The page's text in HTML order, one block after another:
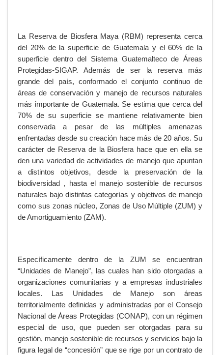
La Reserva de Biosfera Maya (RBM) representa cerca
del 20% de la superficie de Guatemala y el 60% de la
superficie dentro del Sistema Guatemalteco de Áreas
Protegidas-SIGAP. Además de ser la reserva más
grande del país, conformado el conjunto continuo de
áreas de conservación y manejo de recursos naturales
más importante de Guatemala. Se estima que cerca del
70% de su superficie se mantiene relativamente bien
conservada a pesar de las múltiples amenazas
enfrentadas desde su creación hace más de 20 años. Su
carácter de Reserva de la Biosfera hace que en ella se
den una variedad de actividades de manejo que apuntan
a distintos objetivos, desde la preservación de la
biodiversidad , hasta el manejo sostenible de recursos
naturales bajo distintas categorías y objetivos de manejo
como sus zonas núcleo, Zonas de Uso Múltiple (ZUM) y
de Amortiguamiento (ZAM).
Específicamente dentro de la ZUM se encuentran
“Unidades de Manejo”, las cuales han sido otorgadas a
organizaciones comunitarias y a empresas industriales
locales. Las Unidades de Manejo son áreas
territorialmente definidas y administradas por el Consejo
Nacional de Áreas Protegidas (CONAP), con un régimen
especial de uso, que pueden ser otorgadas para su
gestión, manejo sostenible de recursos y servicios bajo la
figura legal de “concesión” que se rige por un contrato de